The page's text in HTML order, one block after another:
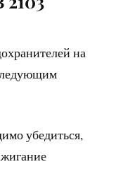
на
убедиться,